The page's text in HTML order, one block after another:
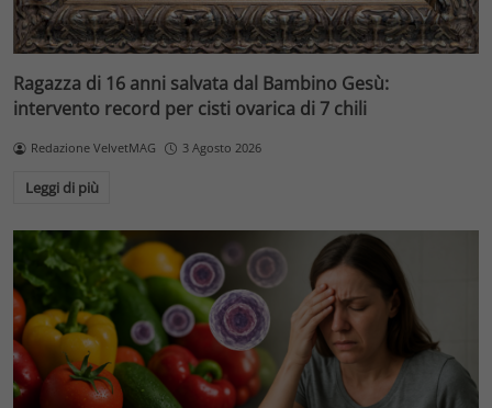
Ragazza di 16 anni salvata dal Bambino Gesù:
intervento record per cisti ovarica di 7 chili
Redazione VelvetMAG 3 Agosto 2026
Leggi di più